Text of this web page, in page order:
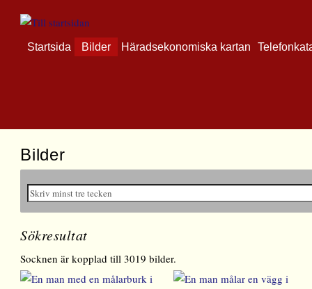
Startsida Bilder Häradsekonomiska kartan
Bilder
Sökresultat
Socknen är kopplad till 3019 bilder.